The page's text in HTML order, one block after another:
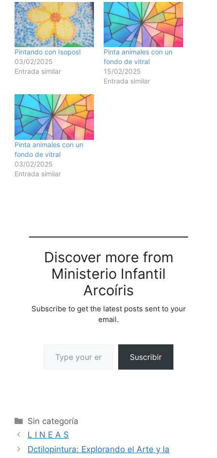
Pintando con Isopos!
03/02/2025
Entrada similar
Pinta animales con un
fondo de vitral
15/02/2025
Entrada similar
Pinta animales con un
fondo de vitral
03/02/2025
Entrada similar
Discover more from
Ministerio Infantil
Arcoíris
Subscribe to get the latest posts sent to your
email.
Suscribir
Sin categoría
L I N E A S
Dctilopintura: Explorando el Arte y la